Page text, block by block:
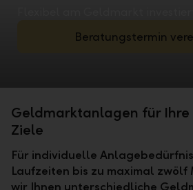
Beratungstermin
Geldmarktanlagen für
Ziele
Für individuelle
Laufzeiten bis zu maximal
wir Ihnen unterschiedliche